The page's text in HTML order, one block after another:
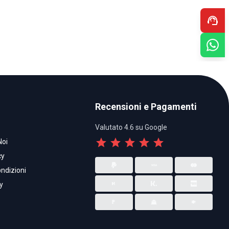
Recensioni e Pagamenti
Valutato 4.6 su Google
star star star star star
support_agent